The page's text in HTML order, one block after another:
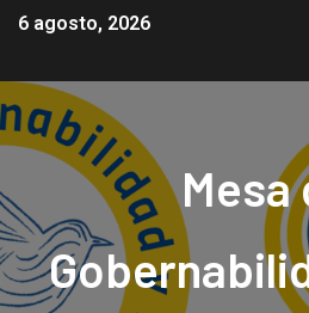
6 agosto, 2026
Mesa